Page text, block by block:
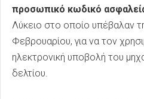
προσωπικό κωδικό
Λύκειο στο οποίο υπέβαλαν
Φεβρουαρίου, για να τον
ηλεκτρονική υποβολή του
δελτίου.